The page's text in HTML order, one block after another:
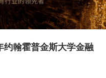
翰霍普金斯大学金融